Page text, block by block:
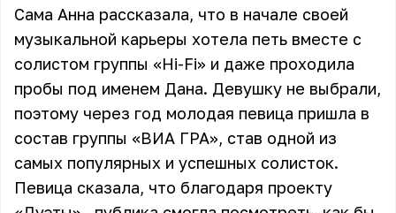
Сама Анна рассказала, что в начале своей
музыкальной карьеры хотела петь вместе с
солистом группы «Hi-Fi» и даже проходила
пробы под именем Дана. Девушку не выбрали,
поэтому через год молодая певица пришла в
состав группы «ВИА ГРА», став одной из
самых популярных и успешных солисток.
Певица сказала, что благодаря проекту